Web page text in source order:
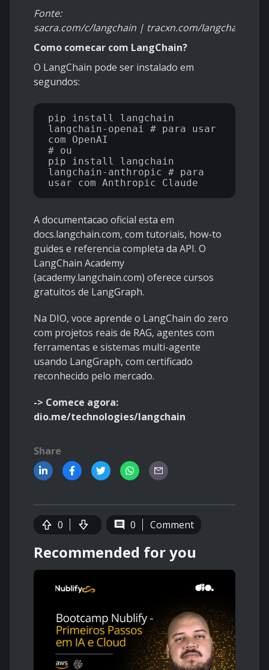
Fonte:
sacra.com/c/langchain | tracxn.com/langchain |
Como comecar com LangChain?
O LangChain pode ser instalado em
segundos:
pip install langchain
langchain-openai # para usar
com OpenAI
# ou
pip install langchain
langchain-anthropic # para
A documentacao oficial esta em
docs.langchain.com, com tutoriais, how-to
guides e referencia completa da API. O
LangChain Academy
(academy.langchain.com) oferece cursos
gratuitos de LangGraph.
Na DIO, voce aprende o LangChain do zero
com projetos reais de RAG, agentes com
ferramentas e sistemas multi-agente
usando LangGraph, com certificado
reconhecido pelo mercado.
-> Comece agora:
dio.me/technologies/langchain
Share
0 0 Comment
Recommended for you